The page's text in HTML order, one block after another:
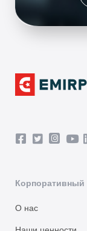
Корпоративный
О нас